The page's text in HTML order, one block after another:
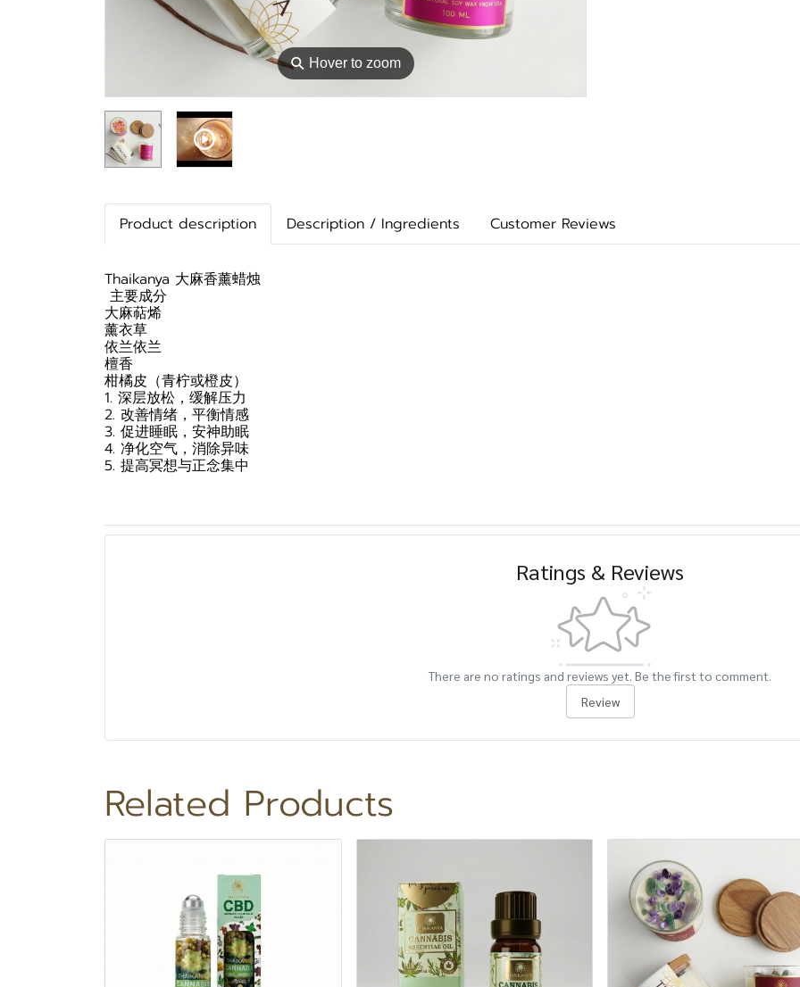
⚲ Hover to zoom
Product description Description / Ingredients Customer Reviews
Thaikanya 大麻香薰蜡烛
️ 主要成分
大麻萜烯
薰衣草
依兰依兰
檀香
柑橘皮（青柠或橙皮）
1. 深层放松，缓解压力
2. 改善情绪，平衡情感
3. 促进睡眠，安神助眠
4. 净化空气，消除异味
5. 提高冥想与正念集中
Ratings & Reviews
There are no ratings and reviews yet. Be the first to comment.
Review
Related Products